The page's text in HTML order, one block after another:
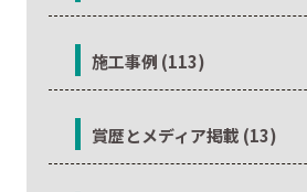
施工事例 (113)
賞歴とメディア掲載 (13)